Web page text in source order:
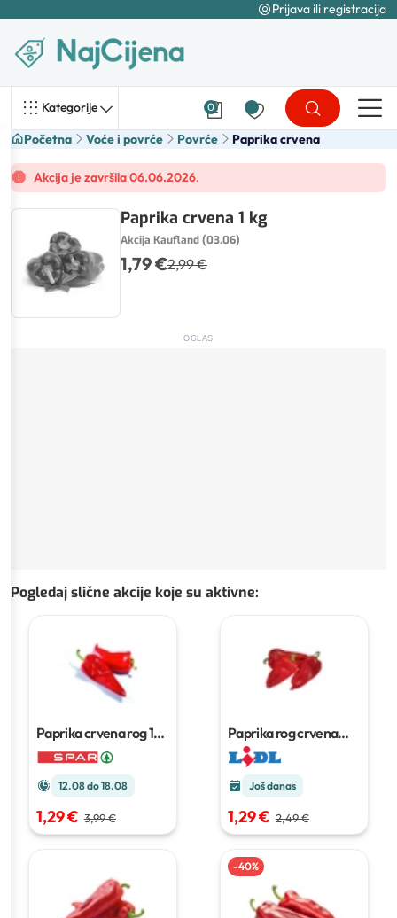
Prijava ili registracija
Kategorije 0
Početna Voće i povrće Povrće Paprika crvena
Akcija je završila 06.06.2026.
Paprika crvena 1 kg
Akcija Kaufland (03.06)
1,79 €2,99 €
OGLAS
Pogledaj slične akcije koje su aktivne:
Paprika crvena rog1
kg
12.08 do 18.08
1,29 € 3,99 €
Paprika rog crvena
500 g
Još danas
1,29 € 2,49 €
-40%